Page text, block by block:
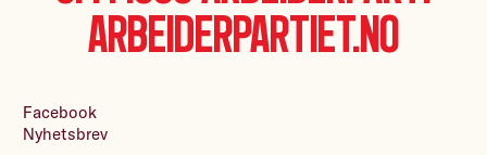
Arbeiderpartiet.no
Facebook
Nyhetsbrev